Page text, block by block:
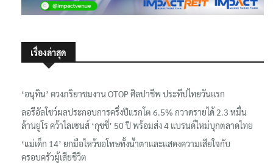
‘อนุทิน’ ควงภริยาชมงาน OTOP ศิลปาชีพ ประทีปไทยวันแรก
ลอรีอัลโชว์ผลประกอบการครึ่งปีแรกโต 6.5% กวาดรายได้ 2.3 หมื่น
ล้านยูโร คว้าไลเซนส์ ‘กุชชี่’ 50 ปี พร้อมส่ง 4 แบรนด์ใหม่บุกตลาดไทย